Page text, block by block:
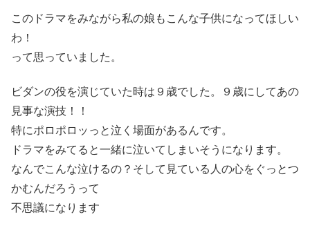
このドラマをみながら私の娘もこんな子供になってほしい
わ！
って思っていました。
ビダンの役を演じていた時は９歳でした。９歳にしてあの
見事な演技！！
特にポロポロッっと泣く場面があるんです。
ドラマをみてると一緒に泣いてしまいそうになります。
なんでこんな泣けるの？そして見ている人の心をぐっとつ
かむんだろうって
不思議になります